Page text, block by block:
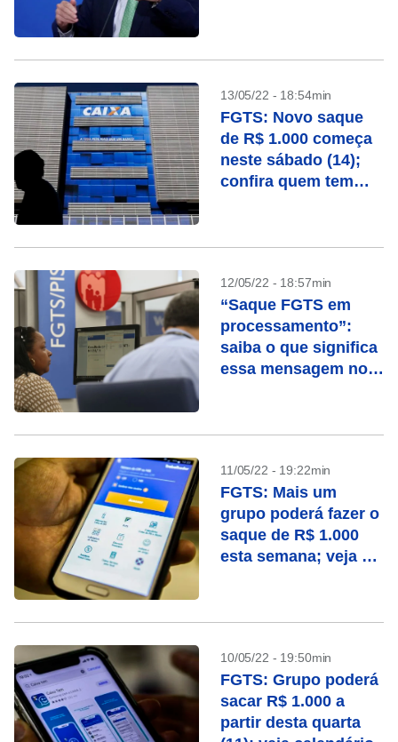
13/05/22 - 18:54min
FGTS: Novo saque
de R$ 1.000 começa
neste sábado (14);
confira quem tem
12/05/22 - 18:57min
“Saque FGTS em
processamento”:
saiba o que significa
essa mensagem no
11/05/22 - 19:22min
FGTS: Mais um
grupo poderá fazer o
saque de R$ 1.000
esta semana; veja as
10/05/22 - 19:50min
FGTS: Grupo poderá
sacar R$ 1.000 a
partir desta quarta